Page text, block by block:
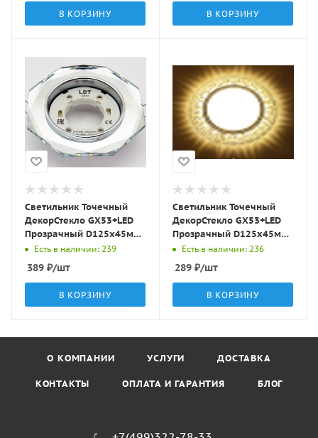
В КОРЗИНУ В КОРЗИНУ
Светильник Точечный
ДекорСтекло GX53+LED
Прозрачный D125х45мм
IP20 GX002L LBT
Есть в наличии: 239
389 ₽/шт
В КОРЗИНУ
Светильник Точечный
ДекорСтекло GX53+LED
Прозрачный D125х45мм
IP20 KG5340L-1 LBT
Есть в наличии: 236
289 ₽/шт
В КОРЗИНУ
О КОМПАНИИ УСЛУГИ ДОСТАВКА
КОНТАКТЫ ОПЛАТА И ГАРАНТИЯ БЛОГ